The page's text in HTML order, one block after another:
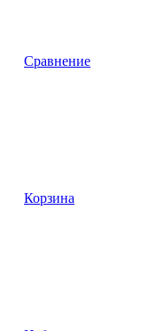
Сравнение
Корзина